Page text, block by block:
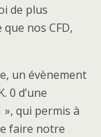
de plus
nos CFD,
un évènement
0 d’une
», qui permis à
faire notre